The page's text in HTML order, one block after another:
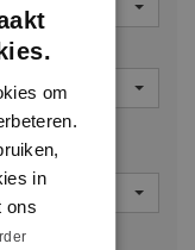
om
in
ons